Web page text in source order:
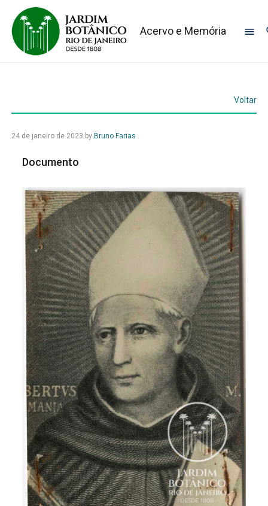
Acervo e Memória
Voltar
24 de janeiro de 2023 by Bruno Farias
Documento